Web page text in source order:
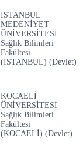
İSTANBUL
MEDENİYET
ÜNİVERSİTESİ
Sağlık Bilimleri
Fakültesi
(İSTANBUL) (Devlet)
KOCAELİ
ÜNİVERSİTESİ
Sağlık Bilimleri
Fakültesi
(KOCAELİ) (Devlet)